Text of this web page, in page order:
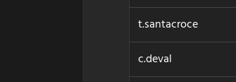
t.santacroce
c.deval